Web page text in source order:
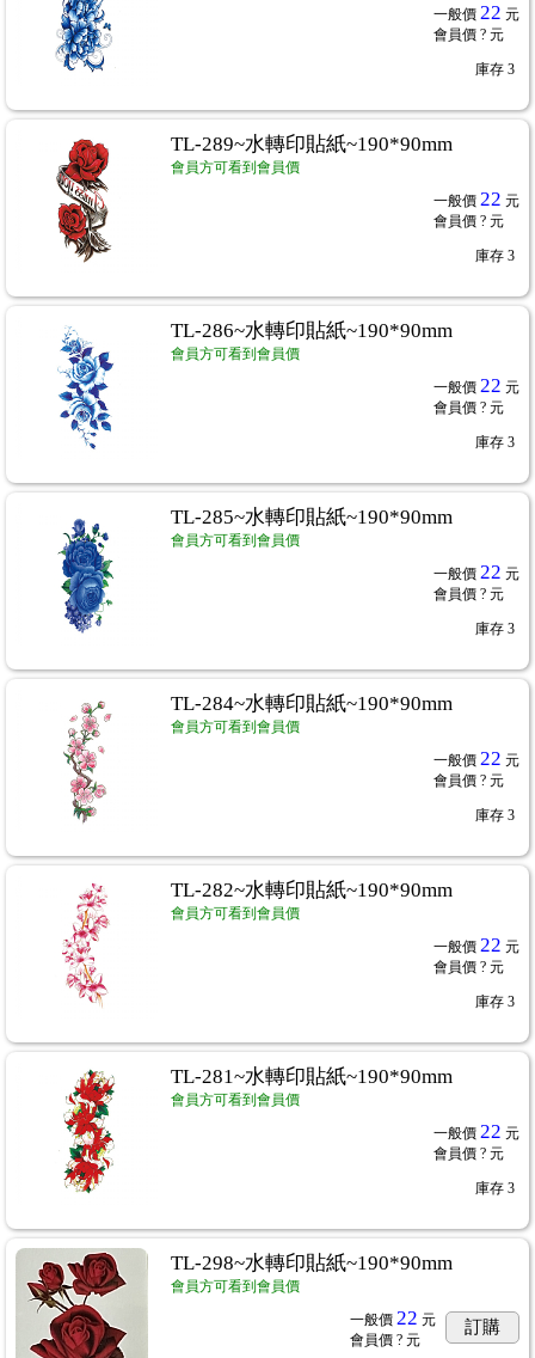
一般價 22 元
會員價 ? 元
庫存 3
TL-289~水轉印貼紙~190*90mm
會員方可看到會員價
一般價 22 元
會員價 ? 元
庫存 3
TL-286~水轉印貼紙~190*90mm
會員方可看到會員價
一般價 22 元
會員價 ? 元
庫存 3
TL-285~水轉印貼紙~190*90mm
會員方可看到會員價
一般價 22 元
會員價 ? 元
庫存 3
TL-284~水轉印貼紙~190*90mm
會員方可看到會員價
一般價 22 元
會員價 ? 元
庫存 3
TL-282~水轉印貼紙~190*90mm
會員方可看到會員價
一般價 22 元
會員價 ? 元
庫存 3
TL-281~水轉印貼紙~190*90mm
會員方可看到會員價
一般價 22 元
會員價 ? 元
庫存 3
TL-298~水轉印貼紙~190*90mm
會員方可看到會員價
一般價 22 元
會員價 ? 元
訂購